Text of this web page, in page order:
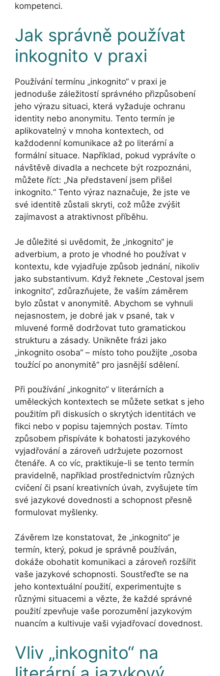
kompetenci.
Jak správně používat
inkognito v praxi
Používání termínu „inkognito“ v praxi je
jednoduše záležitostí správného přizpůsobení
jeho výrazu situaci, která vyžaduje ochranu
identity nebo anonymitu. Tento termín je
aplikovatelný v mnoha kontextech, od
každodenní komunikace až po literární a
formální situace. Například, pokud vyprávíte o
návštěvě divadla a nechcete být rozpoznáni,
můžete říct: „Na představení jsem přišel
inkognito.“ Tento výraz naznačuje, že jste ve
své identitě zůstali skryti, což může zvýšit
zajímavost a atraktivnost příběhu.
Je důležité si uvědomit, že „inkognito“ je
adverbium, a proto je vhodné ho používat v
kontextu, kde vyjadřuje způsob jednání, nikoliv
jako substantivum. Když řeknete „Cestoval jsem
inkognito“, zdůrazňujete, že vaším záměrem
bylo zůstat v anonymitě. Abychom se vyhnuli
nejasnostem, je dobré jak v psané, tak v
mluvené formě dodržovat tuto gramatickou
strukturu a zásady. Unikněte frázi jako
„inkognito osoba“ – místo toho použijte „osoba
toužící po anonymitě“ pro jasnější sdělení.
Při používání „inkognito“ v literárních a
uměleckých kontextech se můžete setkat s jeho
použitím při diskusích o skrytých identitách ve
fikci nebo v popisu tajemných postav. Tímto
způsobem přispíváte k bohatosti jazykového
vyjadřování a zároveň udržujete pozornost
čtenáře. A co víc, praktikuje-li se tento termín
pravidelně, například prostřednictvím různých
cvičení či psaní kreativních úvah, zvyšujete tím
své jazykové dovednosti a schopnost přesně
formulovat myšlenky.
Závěrem lze konstatovat, že „inkognito“ je
termín, který, pokud je správně používán,
dokáže obohatit komunikaci a zároveň rozšířit
vaše jazykové schopnosti. Soustřeďte se na
jeho kontextuální použití, experimentujte s
různými situacemi a vězte, že každé správné
použití zpevňuje vaše porozumění jazykovým
nuancím a kultivuje vaši vyjadřovací dovednost.
Vliv „inkognito“ na